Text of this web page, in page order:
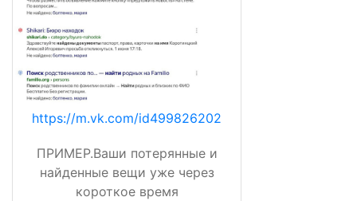
https://m.vk.com/id499826202
ПРИМЕР.Ваши потерянные и
найденные вещи уже через
короткое время